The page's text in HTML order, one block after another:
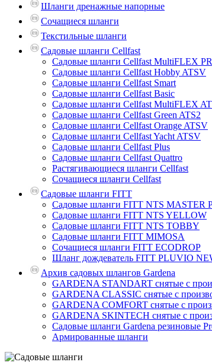
Шланги дренажные напорные
Сочащиеся шланги
Текстильные шланги
Садовые шланги Cellfast
Садовые шланги Cellfast MultiFLEX
Садовые шланги Cellfast Hobby ATSV
Садовые шланги Cellfast Smart
Садовые шланги Cellfast Basic
Садовые шланги Cellfast MultiFLEX
Садовые шланги Cellfast Green ATS2
Садовые шланги Cellfast Orange ATSV
Садовые шланги Cellfast Yacht ATSV
Садовые шланги Cellfast Plus
Садовые шланги Cellfast Quattro
Растягивающиеся шланги Cellfast
Сочащиеся шланги Cellfast
Садовые шланги FITT
Садовые шланги FITT NTS MASTER
Садовые шланги FITT NTS YELLOW
Садовые шланги FITT NTS TOBBY
Садовые шланги FITT MIMOSA
Сочащиеся шланги FITT ECODROP
Шланг дождеватель FITT PLUVIO
Архив садовых шлангов Gardena
GARDENA STANDART снятые с
GARDENA CLASSIC снятые с
GARDENA COMFORT снятые с
GARDENA SKINTECH снятые с
Садовые шланги Gardena резиновые
Армированные шланги